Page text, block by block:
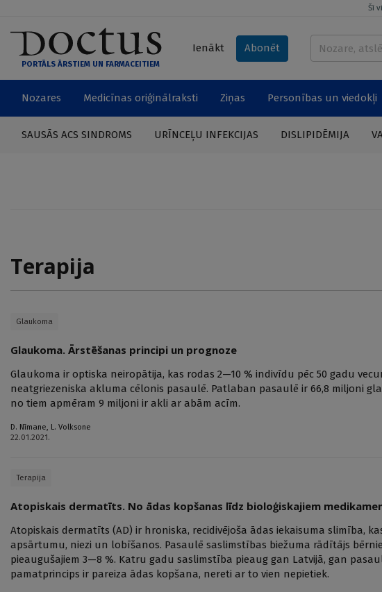
Šī
PORTĀLS ĀRSTIEM UN FARMACEITIEM
Ienākt Abonēt
Nozares Medicīnas oriģinālraksti Ziņas Personības un viedokļi
SAUSĀS ACS SINDROMS URĪNCEĻU INFEKCIJAS DISLIPIDĒMIJA
Terapija
Glaukoma
Glaukoma. Ārstēšanas principi un prognoze
Glaukoma ir optiska neiropātija, kas rodas 2—10 % indivīdu pēc 50 gadu
neatgriezeniska akluma cēlonis pasaulē. Patlaban pasaulē ir 66,8 miljoni
no tiem apmēram 9 miljoni ir akli ar abām acīm.
D. Nīmane, L. Volksone
22.01.2021.
Terapija
Atopiskais dermatīts. No ādas kopšanas līdz bioloģiskajiem
Atopiskais dermatīts (AD) ir hroniska, recidivējoša ādas iekaisuma slimība,
apsārtumu, niezi un lobīšanos. Pasaulē saslimstības biežuma rādītājs
pieaugušajiem 3—8 %. Katru gadu saslimstība pieaug gan Latvijā, gan
pamatprincips ir pareiza ādas kopšana, nereti ar to vien nepietiek.